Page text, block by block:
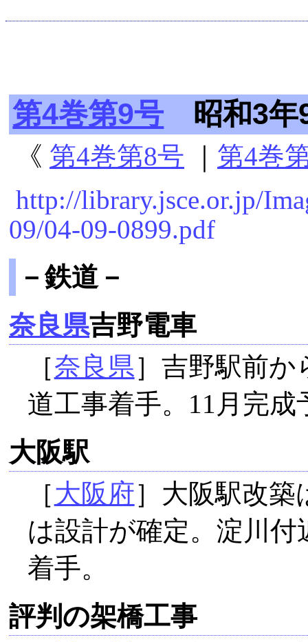
第4巻第9号 昭和3年
《 第4巻第8号
第4巻
http://library.jsce.or.jp/
09/04-09-0899.pdf
－鉄道－
奈良県吉野電車
［奈良県］吉野駅前か
道工事着手。11月完成
大阪駅
［大阪府］大阪駅改築
は設計が確定。淀川
着手。
評判の架橋工事